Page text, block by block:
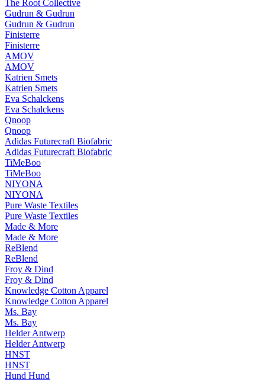
The Root Collective
Gudrun & Gudrun
Gudrun & Gudrun
Finisterre
Finisterre
AMOV
AMOV
Katrien Smets
Katrien Smets
Eva Schalckens
Eva Schalckens
Qnoop
Qnoop
Adidas Futurecraft Biofabric
Adidas Futurecraft Biofabric
TiMeBoo
TiMeBoo
NIYONA
NIYONA
Pure Waste Textiles
Pure Waste Textiles
Made & More
Made & More
ReBlend
ReBlend
Froy & Dind
Froy & Dind
Knowledge Cotton Apparel
Knowledge Cotton Apparel
Ms. Bay
Ms. Bay
Helder Antwerp
Helder Antwerp
HNST
HNST
Hund Hund